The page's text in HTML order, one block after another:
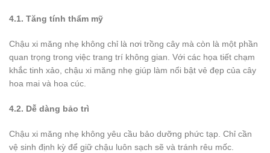
4.1. Tăng tính thẩm mỹ
Chậu xi măng nhẹ không chỉ là nơi trồng cây mà còn là một phần
quan trọng trong việc trang trí không gian. Với các họa tiết chạm
khắc tinh xảo, chậu xi măng nhẹ giúp làm nổi bật vẻ đẹp của cây
hoa mai và hoa cúc.
4.2. Dễ dàng bảo trì
Chậu xi măng nhẹ không yêu cầu bảo dưỡng phức tạp. Chỉ cần
vệ sinh định kỳ để giữ chậu luôn sạch sẽ và tránh rêu mốc.